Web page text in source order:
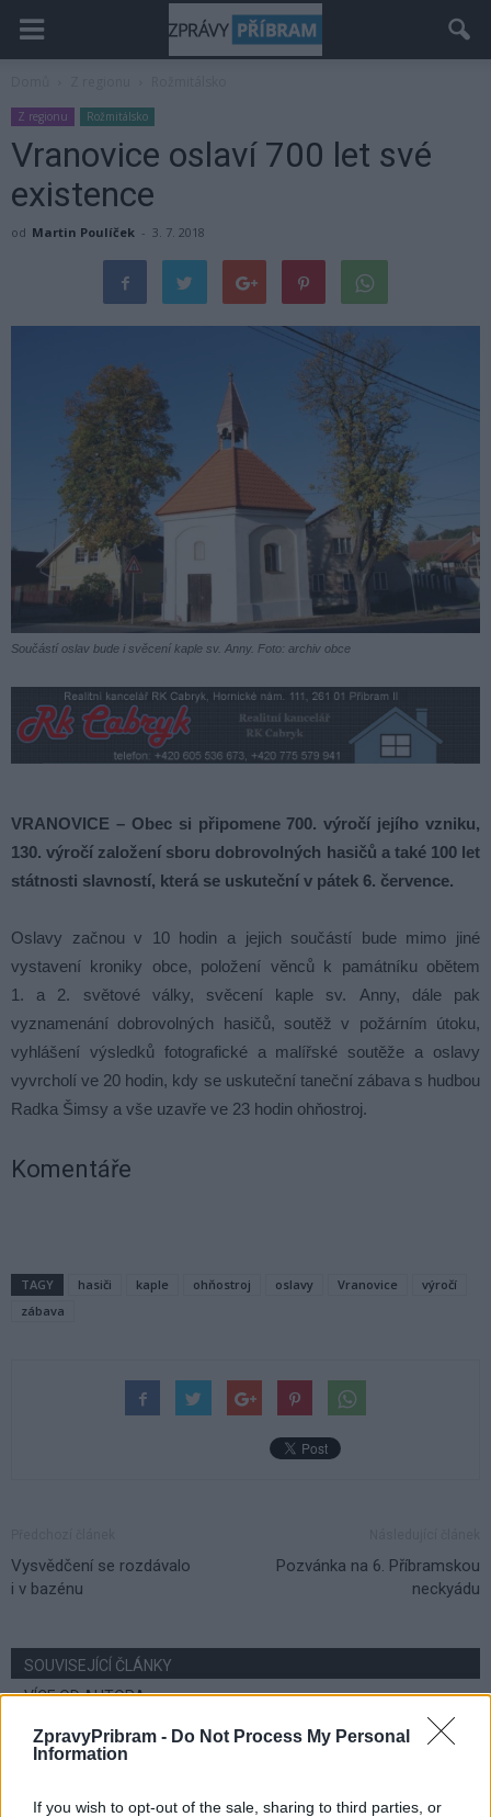
ZpravyPribram - Do Not Process My Personal
Information
If you wish to opt-out of the sale, sharing to third parties, or
Z regionu Rožmitálsko
Vranovice oslaví 700 let své
existence
od Martin Poulíček - 3. 7. 2018
Součástí oslav bude i svěcení kaple sv. Anny. Foto: archiv obce
VRANOVICE – Obec si připomene 700. výročí jejího vzniku,
130. výročí založení sboru dobrovolných hasičů a také 100 let
státnosti slavností, která se uskuteční v pátek 6. července.
Oslavy začnou v 10 hodin a jejich součástí bude mimo jiné
vystavení kroniky obce, položení věnců k památníku obětem
1. a 2. světové války, svěcení kaple sv. Anny, dále pak
vyznamenání dobrovolných hasičů, soutěž v požárním útoku,
vyhlášení výsledků fotografické a malířské soutěže a oslavy
vyvrcholí ve 20 hodin, kdy se uskuteční taneční zábava s hudbou
Radka Šimsy a vše uzavře ve 23 hodin ohňostroj.
Komentáře
TAGY hasiči kaple ohňostroj oslavy Vranovice
výročí
zábava
Vysvědčení se rozdávalo
i v bazénu
Pozvánka na 6. Příbramskou
neckyádu
SOUVISEJÍCÍ ČLÁNKY
VÍCE OD AUTORA
Rožmitálsko